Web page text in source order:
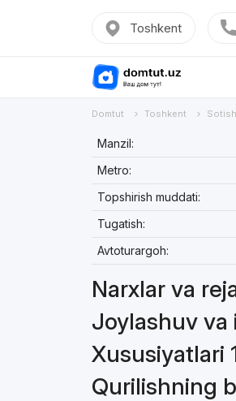
Toshkent
Domtut Toshkent Sotish
Manzil:
Metro:
Topshirish muddati:
Tugatish:
Avtoturargoh:
Narxlar va
Joylashuv va
Xususiyatlari
Qurilishning